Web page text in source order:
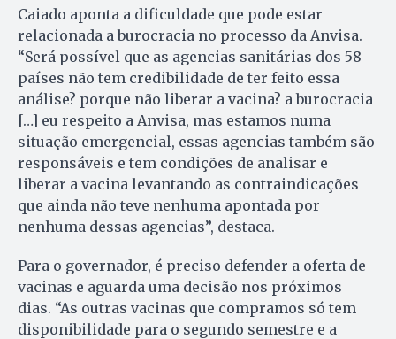
Caiado aponta a dificuldade que pode estar
relacionada a burocracia no processo da Anvisa.
“Será possível que as agencias sanitárias dos 58
países não tem credibilidade de ter feito essa
análise? porque não liberar a vacina? a burocracia
[…] eu respeito a Anvisa, mas estamos numa
situação emergencial, essas agencias também são
responsáveis e tem condições de analisar e
liberar a vacina levantando as contraindicações
que ainda não teve nenhuma apontada por
nenhuma dessas agencias”, destaca.
Para o governador, é preciso defender a oferta de
vacinas e aguarda uma decisão nos próximos
dias. “As outras vacinas que compramos só tem
disponibilidade para o segundo semestre e a